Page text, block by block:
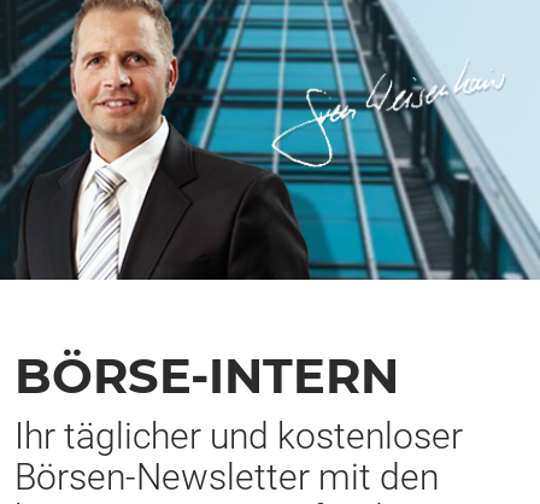
BÖRSE-INTERN
Ihr täglicher und kostenloser
Börsen-Newsletter mit den